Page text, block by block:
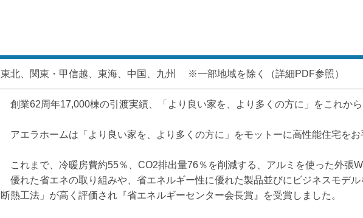
東北、関東・甲信越、東海、中国、九州 ※一部地域を除く（詳細PDF参照）
創業62周年17,000棟の引渡実績、「より良い家を、より多くの方に」をこれか
アエラホームは「より良い家を、より多くの方に」をモットーに高性能住宅を
これまで、冷暖房費約55％、CO2排出量76％を削減する、アルミを使った外張
優れた省エネの取り組みや、省エネルギー性に優れた製品並びにビジネスモデ
断熱工法」が高く評価され『省エネルギーセンター会長賞』を受賞しました。